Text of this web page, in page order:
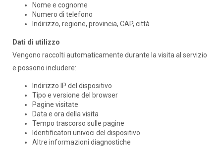
Nome e cognome
Numero di telefono
Indirizzo, regione, provincia, CAP, città
Dati di utilizzo
Vengono raccolti automaticamente durante la visita al servizio
e possono includere:
Indirizzo IP del dispositivo
Tipo e versione del browser
Pagine visitate
Data e ora della visita
Tempo trascorso sulle pagine
Identificatori univoci del dispositivo
Altre informazioni diagnostiche